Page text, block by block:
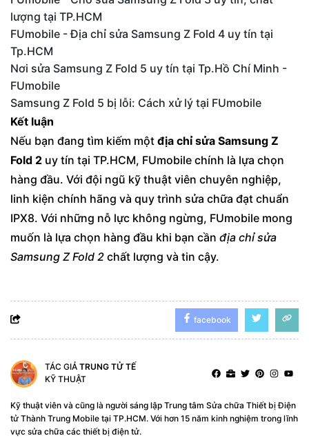
lượng tại TP.HCM
FUmobile - Địa chỉ sửa Samsung Z Fold 4 uy tín tại
Tp.HCM
Nơi sửa Samsung Z Fold 5 uy tín tại Tp.Hồ Chí Minh -
FUmobile
Samsung Z Fold 5 bị lỗi: Cách xử lý tại FUmobile
Kết luận
Nếu bạn đang tìm kiếm một địa chỉ sửa Samsung Z
Fold 2 uy tín tại TP.HCM, FUmobile chính là lựa chọn
hàng đầu. Với đội ngũ kỹ thuật viên chuyên nghiệp,
linh kiện chính hãng và quy trình sửa chữa đạt chuẩn
IPX8. Với những nỗ lực không ngừng, FUmobile mong
muốn là lựa chọn hàng đầu khi bạn cần địa chỉ sửa
Samsung Z Fold 2 chất lượng và tin cậy.
facebook
TÁC GIẢ TRUNG TỬ TẾ
KỸ THUẬT
Kỹ thuật viên và cũng là người sáng lập Trung tâm Sửa chữa Thiết bị Điện
tử Thành Trung Mobile tại TP.HCM. Với hơn 15 năm kinh nghiệm trong lĩnh
vực sửa chữa các thiết bị điện tử.